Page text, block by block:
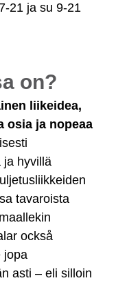
21 ja su 9-21
on?
liikeidea,
osia ja nopeaa
ja hyvillä
tavaroista
också
jopa
asti – eli silloin